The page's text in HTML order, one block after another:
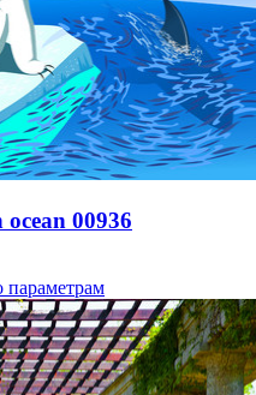
00936
параметрам